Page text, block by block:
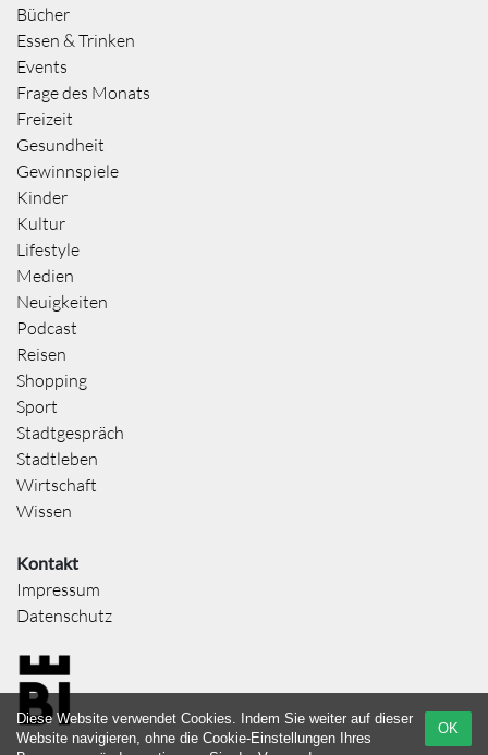
Bücher
Essen & Trinken
Events
Frage des Monats
Freizeit
Gesundheit
Gewinnspiele
Kinder
Kultur
Lifestyle
Medien
Neuigkeiten
Podcast
Reisen
Shopping
Sport
Stadtgespräch
Stadtleben
Wirtschaft
Wissen
Kontakt
Impressum
Datenschutz
OK
Diese Website verwendet Cookies. Indem Sie weiter auf dieser
Website navigieren, ohne die Cookie-Einstellungen Ihres